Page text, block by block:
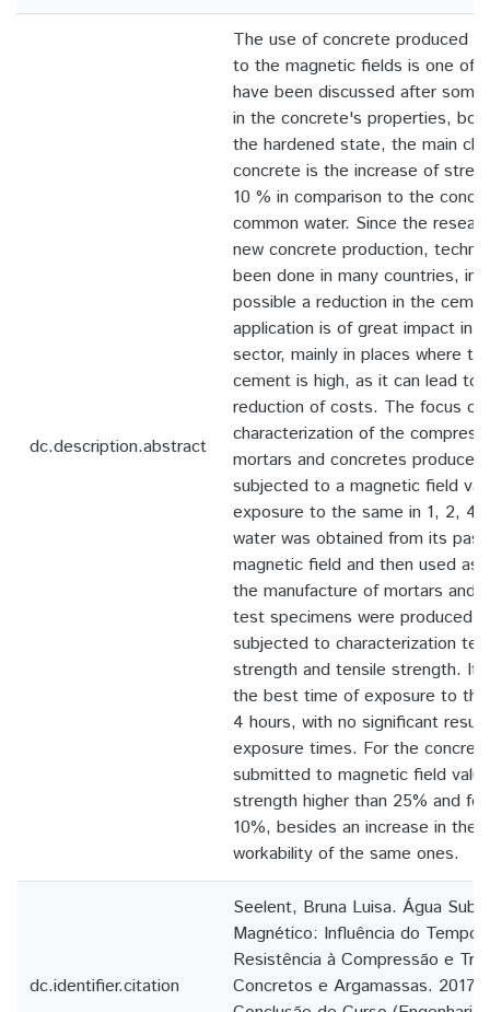
dc.description.abstract
The use of concrete produced
to the magnetic fields is one of
have been discussed after
in the concrete's properties,
the hardened state, the main
concrete is the increase of
10 % in comparison to the
common water. Since the
new concrete production,
been done in many countries,
possible a reduction in the
application is of great impact in
sector, mainly in places where
cement is high, as it can lead to
reduction of costs. The focus of
characterization of the
mortars and concretes
subjected to a magnetic field
exposure to the same in 1, 2, 4
water was obtained from its
magnetic field and then used as
the manufacture of mortars and
test specimens were produced
subjected to characterization
strength and tensile strength. It
the best time of exposure to
4 hours, with no significant
exposure times. For the
submitted to magnetic field
strength higher than 25% and
10%, besides an increase in the
workability of the same ones.
dc.identifier.citation
Seelent, Bruna Luisa. Água
Magnético: Influência do Tempo
Resistência à Compressão e
Concretos e Argamassas. 2017.